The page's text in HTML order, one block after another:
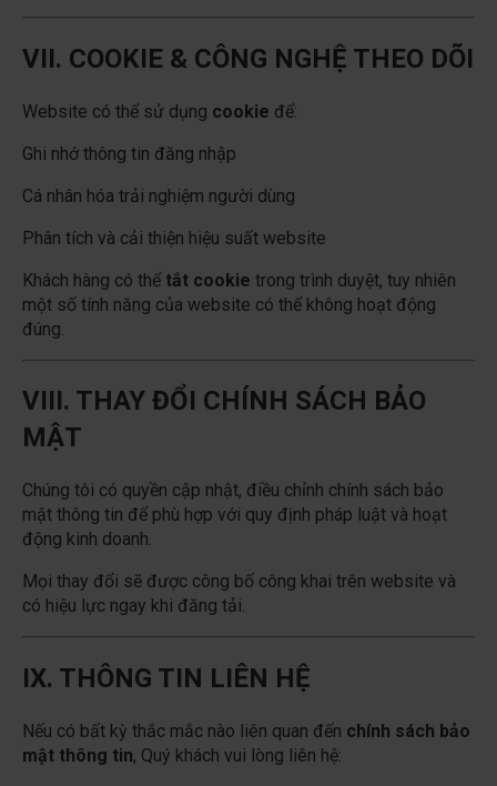
VII. COOKIE & CÔNG NGHỆ THEO DÕI
Website có thể sử dụng cookie để:
Ghi nhớ thông tin đăng nhập
Cá nhân hóa trải nghiệm người dùng
Phân tích và cải thiện hiệu suất website
Khách hàng có thể tắt cookie trong trình duyệt, tuy nhiên
một số tính năng của website có thể không hoạt động
đúng.
VIII. THAY ĐỔI CHÍNH SÁCH BẢO
MẬT
Chúng tôi có quyền cập nhật, điều chỉnh chính sách bảo
mật thông tin để phù hợp với quy định pháp luật và hoạt
động kinh doanh.
Mọi thay đổi sẽ được công bố công khai trên website và
có hiệu lực ngay khi đăng tải.
IX. THÔNG TIN LIÊN HỆ
Nếu có bất kỳ thắc mắc nào liên quan đến chính sách bảo
mật thông tin, Quý khách vui lòng liên hệ: